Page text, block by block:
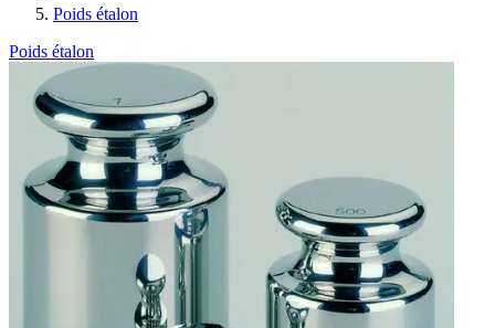
Poids étalon
Poids étalon